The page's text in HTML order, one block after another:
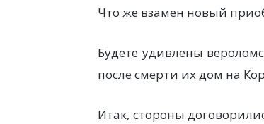
Что же взамен новый
Будете удивлены
после смерти их дом на
Итак, стороны